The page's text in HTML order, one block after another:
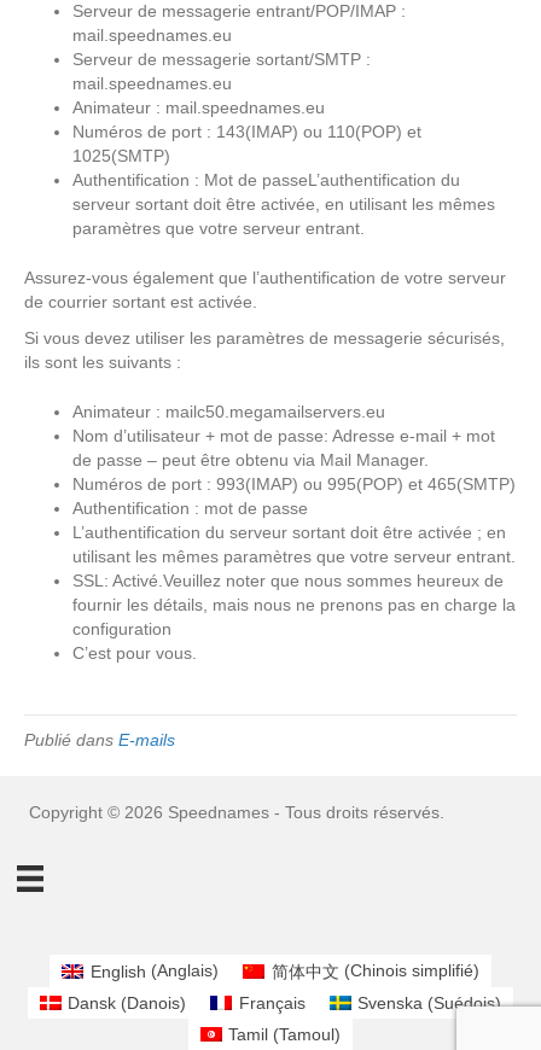
Serveur de messagerie entrant/POP/IMAP :
mail.speednames.eu
Serveur de messagerie sortant/SMTP :
mail.speednames.eu
Animateur : mail.speednames.eu
Numéros de port : 143(IMAP) ou 110(POP) et
1025(SMTP)
Authentification : Mot de passeL’authentification du
serveur sortant doit être activée, en utilisant les mêmes
paramètres que votre serveur entrant.
Assurez-vous également que l’authentification de votre serveur
de courrier sortant est activée.
Si vous devez utiliser les paramètres de messagerie sécurisés,
ils sont les suivants :
Animateur : mailc50.megamailservers.eu
Nom d’utilisateur + mot de passe: Adresse e-mail + mot
de passe – peut être obtenu via Mail Manager.
Numéros de port : 993(IMAP) ou 995(POP) et 465(SMTP)
Authentification : mot de passe
L’authentification du serveur sortant doit être activée ; en
utilisant les mêmes paramètres que votre serveur entrant.
SSL: Activé.Veuillez noter que nous sommes heureux de
fournir les détails, mais nous ne prenons pas en charge la
configuration
C’est pour vous.
Publié dans E-mails
Copyright © 2026 Speednames - Tous droits réservés.
English (Anglais) 简体中文 (Chinois simplifié)
Dansk (Danois) Français Svenska (Suédois)
Tamil (Tamoul)